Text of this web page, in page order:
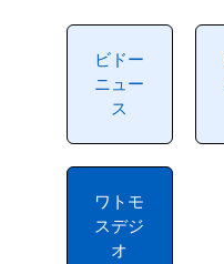
ビドー
ニュー
ス
ワトモ
スデジ
オ